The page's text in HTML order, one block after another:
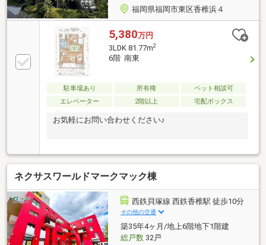
福岡県福岡市東区香椎浜４
5,380万円
3LDK 81.77m2
6階 南東
駐車場あり 所有権
ペット相談可
エレベーター
2階以上 宅配ボックス
お気軽にお問い合わせください♪
ネクサスワールドマークマック棟
西鉄貝塚線 西鉄香椎駅 徒歩10分
その他の交通
築35年4ヶ月/地上6階地下1階建
総戸数32戸